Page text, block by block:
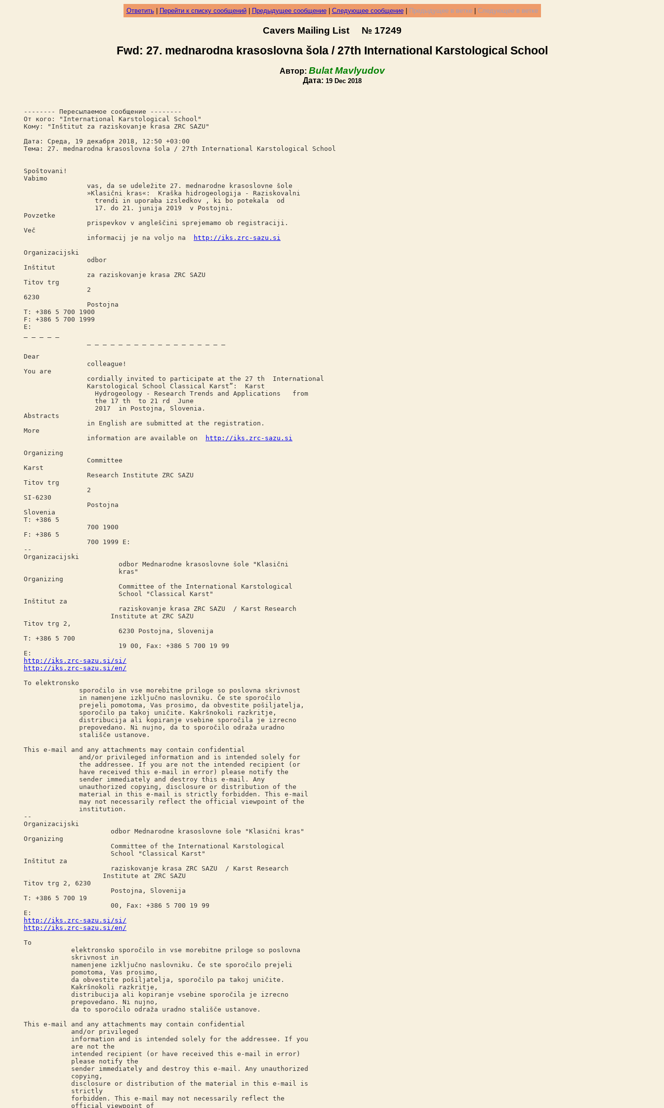
Ответить| Перейти к списку сообщений| Предыдущее сообщение| Следующее сообщение| Предыдущее в ветке| Следующее в ветке
Cavers Mailing List № 17249
Fwd: 27. mednarodna krasoslovna šola / 27th International Karstological School
Автор: Bulat Mavlyudov
Дата: 19 Dec 2018
-------- Пересылаемое сообщение --------
От кого: "International Karstological School"
Кому: "Inštitut za raziskovanje krasa ZRC SAZU"
Дата: Среда, 19 декабря 2018, 12:50 +03:00
Тема: 27. mednarodna krasoslovna šola / 27th International Karstological School
Spoštovani!
Vabimo
vas, da se udeležite 27. mednarodne krasoslovne šole
»Klasični kras«: Kraška hidrogeologija - Raziskovalni
trendi in uporaba izsledkov , ki bo potekala od
17. do 21. junija 2019 v Postojni.
Povzetke
prispevkov v angleščini sprejemamo ob registraciji.
Več
informacij je na voljo na
http://iks.zrc-sazu.si
Organizacijski
odbor
Inštitut
za raziskovanje krasa ZRC SAZU
Titov trg
2
6230
Postojna
T: +386 5 700 1900
F: +386 5 700 1999
E:
Dear
colleague!
You are
cordially invited to participate at the 27 th International
Karstological School Classical Karst”: Karst
Hydrogeology - Research Trends and Applications from
the 17 th to 21 rd June
2017 in Postojna, Slovenia.
Abstracts
in English are submitted at the registration.
More
information are available on
http://iks.zrc-sazu.si
Organizing
Committee
Karst
Research Institute ZRC SAZU
Titov trg
2
SI-6230
Postojna
Slovenia
T: +386 5
700 1900
F: +386 5
700 1999 E:
--
Organizacijski
odbor Mednarodne krasoslovne šole "Klasični
kras"
Organizing
Committee of the International Karstological
School "Classical Karst"
Inštitut za
raziskovanje krasa ZRC SAZU / Karst Research
Institute at ZRC SAZU
Titov trg 2,
6230 Postojna, Slovenija
T: +386 5 700
19 00, Fax: +386 5 700 19 99
E:
http://iks.zrc-sazu.si/si/
http://iks.zrc-sazu.si/en/
To elektronsko
sporočilo in vse morebitne priloge so poslovna skrivnost
in namenjene izključno naslovniku. Če ste sporočilo
prejeli pomotoma, Vas prosimo, da obvestite pošiljatelja,
sporočilo pa takoj uničite. Kakršnokoli razkritje,
distribucija ali kopiranje vsebine sporočila je izrecno
prepovedano. Ni nujno, da to sporočilo odraža uradno
stališče ustanove.
This e-mail and any attachments may contain confidential
and/or privileged information and is intended solely for
the addressee. If you are not the intended recipient (or
have received this e-mail in error) please notify the
sender immediately and destroy this e-mail. Any
unauthorized copying, disclosure or distribution of the
material in this e-mail is strictly forbidden. This e-mail
may not necessarily reflect the official viewpoint of the
institution.
--
Organizacijski
odbor Mednarodne krasoslovne šole "Klasični kras"
Organizing
Committee of the International Karstological
School "Classical Karst"
Inštitut za
raziskovanje krasa ZRC SAZU / Karst Research
Institute at ZRC SAZU
Titov trg 2, 6230
Postojna, Slovenija
T: +386 5 700 19
00, Fax: +386 5 700 19 99
E:
http://iks.zrc-sazu.si/si/
http://iks.zrc-sazu.si/en/
To
elektronsko sporočilo in vse morebitne priloge so poslovna
skrivnost in
namenjene izključno naslovniku. Če ste sporočilo prejeli
pomotoma, Vas prosimo,
da obvestite pošiljatelja, sporočilo pa takoj uničite.
Kakršnokoli razkritje,
distribucija ali kopiranje vsebine sporočila je izrecno
prepovedano. Ni nujno,
da to sporočilo odraža uradno stališče ustanove.
This e-mail and any attachments may contain confidential
and/or privileged
information and is intended solely for the addressee. If you
are not the
intended recipient (or have received this e-mail in error)
please notify the
sender immediately and destroy this e-mail. Any unauthorized
copying,
disclosure or distribution of the material in this e-mail is
strictly
forbidden. This e-mail may not necessarily reflect the
official viewpoint of